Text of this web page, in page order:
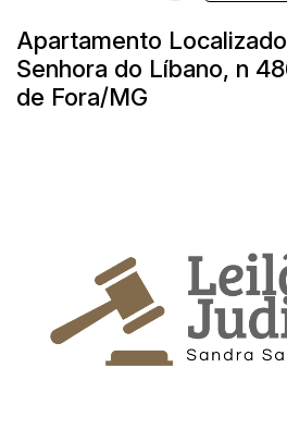
Apartamento
Senhora do Líbano, n
de Fora/MG